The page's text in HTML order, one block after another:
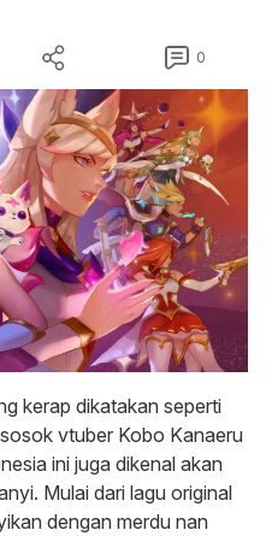
0
kerap dikatakan seperti
vtuber Kobo Kanaeru
ini juga dikenal akan
Mulai dari lagu original
dengan merdu nan